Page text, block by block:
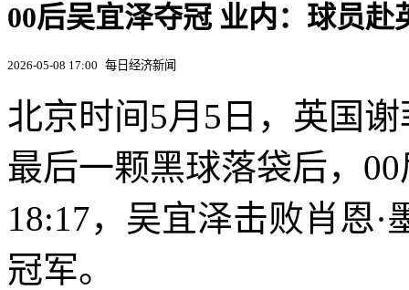
00后吴宜泽夺冠 业内：球员
2026-05-08 17:00 每日经济新闻
北京时间5月5日，英国
最后一颗黑球落袋后，
18:17，吴宜泽击败肖恩
冠军。